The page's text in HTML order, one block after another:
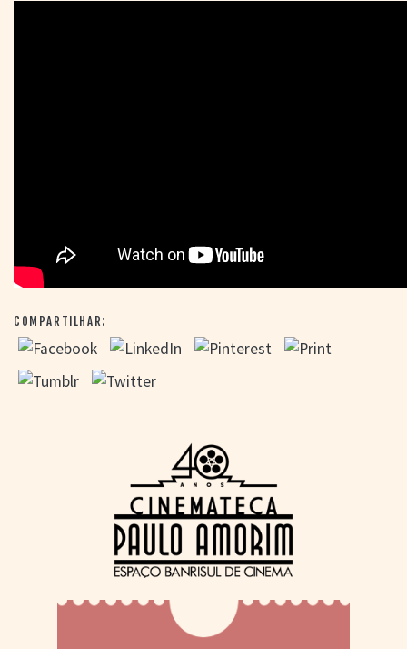
COMPARTILHAR: